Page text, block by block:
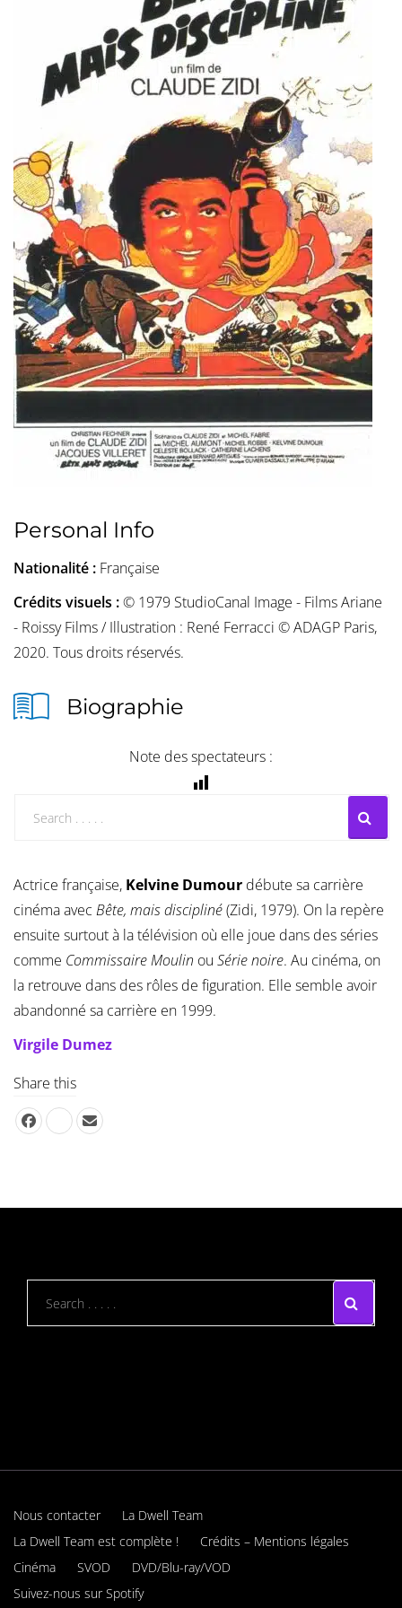
Personal Info
Nationalité : Française
Crédits visuels :© 1979 StudioCanal Image - Films Ariane
- Roissy Films / Illustration : René Ferracci © ADAGP Paris,
2020. Tous droits réservés.
Biographie
Note des spectateurs :
Actrice française, Kelvine Dumour débute sa carrière
cinéma avec Bête, mais discipliné(Zidi, 1979). On la repère
ensuite surtout à la télévision où elle joue dans des séries
comme Commissaire Moulin ou Série noire. Au cinéma, on
la retrouve dans des rôles de figuration. Elle semble avoir
abandonné sa carrière en 1999.
Virgile Dumez
Share this
Nous contacter
La Dwell Team
La Dwell Team est complète !
Crédits – Mentions légales
Cinéma
SVOD
DVD/Blu-ray/VOD
Suivez-nous sur Spotify